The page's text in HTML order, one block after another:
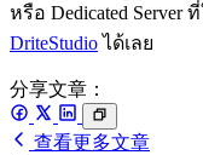
หรือ Dedicated Server
DriteStudioได้เลย
分享文章：
查看更多文章